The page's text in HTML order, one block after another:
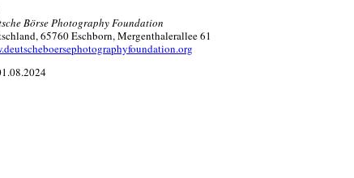
Börse Photography Foundation
65760 Eschborn, Mergenthalerallee 61